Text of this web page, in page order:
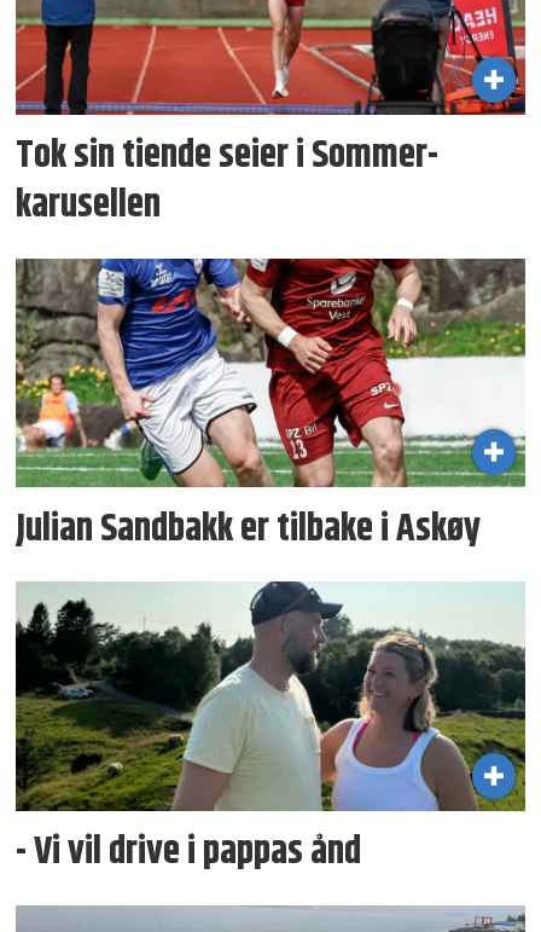
Tok sin tiende seier i Sommer­
karusellen
Julian Sandbakk er tilbake i Askøy
- Vi vil drive i pappas ånd